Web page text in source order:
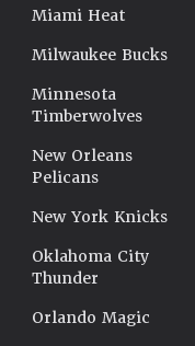
Miami Heat
Milwaukee Bucks
Minnesota
Timberwolves
New Orleans
Pelicans
New York Knicks
Oklahoma City
Thunder
Orlando Magic